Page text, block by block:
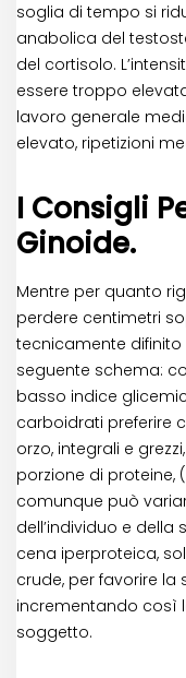
soglia di tempo si
anabolica del
del cortisolo.
essere troppo
lavoro generale
elevato, ripetizioni
I Consigli
Ginoide.
Mentre per quanto
perdere centimetri
tecnicamente difinito
seguente schema:
basso indice
carboidrati preferire
orzo, integrali e
porzione di
comunque può
dell’individuo e della
cena iperproteica,
crude, per favorire la
incrementando così
soggetto.